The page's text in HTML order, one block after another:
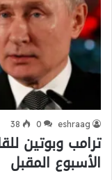
eshraag
0
38
ترامب وبوتين
الأسبوع المقبل